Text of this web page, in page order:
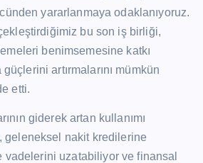
yararlanmaya odaklanıyoruz.
bu son iş birliği,
benimsemesine katkı
artırmalarını mümkün
etti.
giderek artan kullanımı
geleneksel nakit kredilerine
vadelerini uzatabiliyor ve finansal